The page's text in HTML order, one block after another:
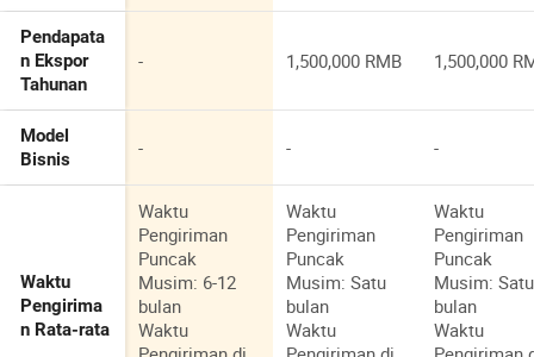
Pendapata
n Ekspor
Tahunan
- 1,500,000 RMB 1,500,000
Model
Bisnis
- - -
Waktu
Pengirima
n Rata-rata
Waktu
Pengiriman
Puncak
Musim: 6-12
bulan
Waktu
Waktu
Pengiriman
Puncak
Musim: Satu
bulan
Waktu
Waktu
Pengiriman
Puncak
Musim: Satu
bulan
Waktu